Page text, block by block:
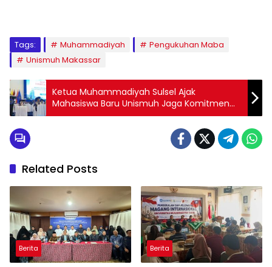
Tags: Muhammadiyah
Pengukuhan Maba
Unismuh Makassar
Ketua Muhammadiyah Sulsel Ajak
Mahasiswa Baru Unismuh Jaga Komitmen
dan Reputasi Kampus
Related Posts
Berita Berita